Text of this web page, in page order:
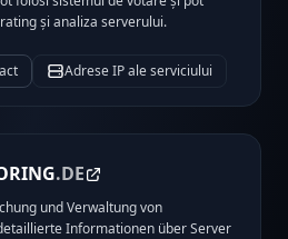
și analiza serverului.
Adrese IP ale serviciului
.DE
und Verwaltung von
Informationen über Server